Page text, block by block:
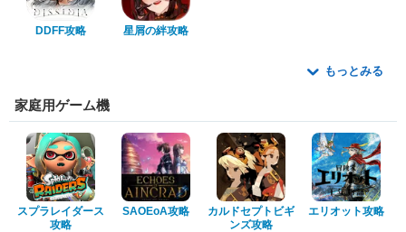
DDFF攻略 星屑の絆攻略
もっとみる
家庭用ゲーム機
スプラレイダース
攻略
SAOEoA攻略
カルドセプトビギ
ンズ攻略
エリオット攻略